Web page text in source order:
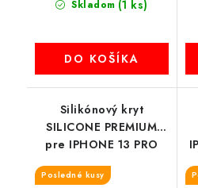
Skladom (1 ks)
DO KOŠÍKA
Silikónový kryt
SILICONE PREMIUM
pre IPHONE 13 PRO
logo)
Posledné kusy